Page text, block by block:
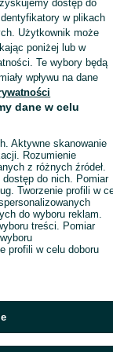
się z
dostęp do
w plikach
Użytkownik może
poniżej lub w
Te wybory będą
wpływu na dane
dane w celu
Aktywne skanowanie
Rozumienie
z różnych źródeł.
dostęp do nich. Pomiar
Tworzenie profili w
do wyboru reklam.
treści. Pomiar
profili w celu doboru